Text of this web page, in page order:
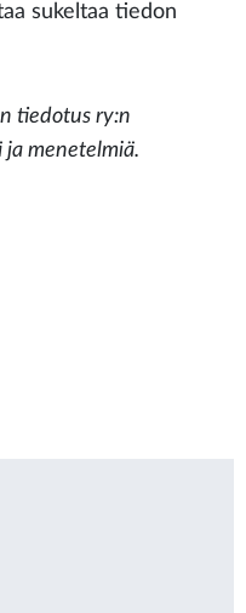
sukeltaa tiedon
tiedotus ry:n
menetelmiä.